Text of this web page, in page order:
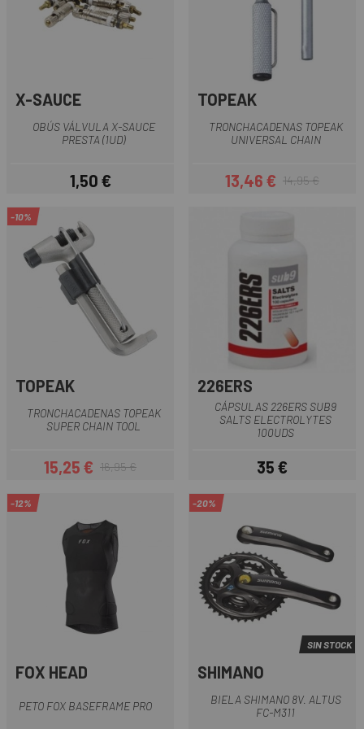
X-SAUCE
OBÚS VÁLVULA X-SAUCE
PRESTA (1UD)
Precio
1,50 €
TOPEAK
TRONCHACADENAS TOPEAK
UNIVERSAL CHAIN
Precio
13,46 €Precio regular
14,95 €
-10%
TOPEAK
TRONCHACADENAS TOPEAK
SUPER CHAIN TOOL
Precio
15,25 €Precio regular
16,95 €
226ERS
CÁPSULAS 226ERS SUB9
SALTS ELECTROLYTES
100UDS
Precio
35 €
-12%
FOX HEAD
PETO FOX BASEFRAME PRO
-20%
SIN STOCK
SHIMANO
BIELA SHIMANO 8V. ALTUS
FC-M311